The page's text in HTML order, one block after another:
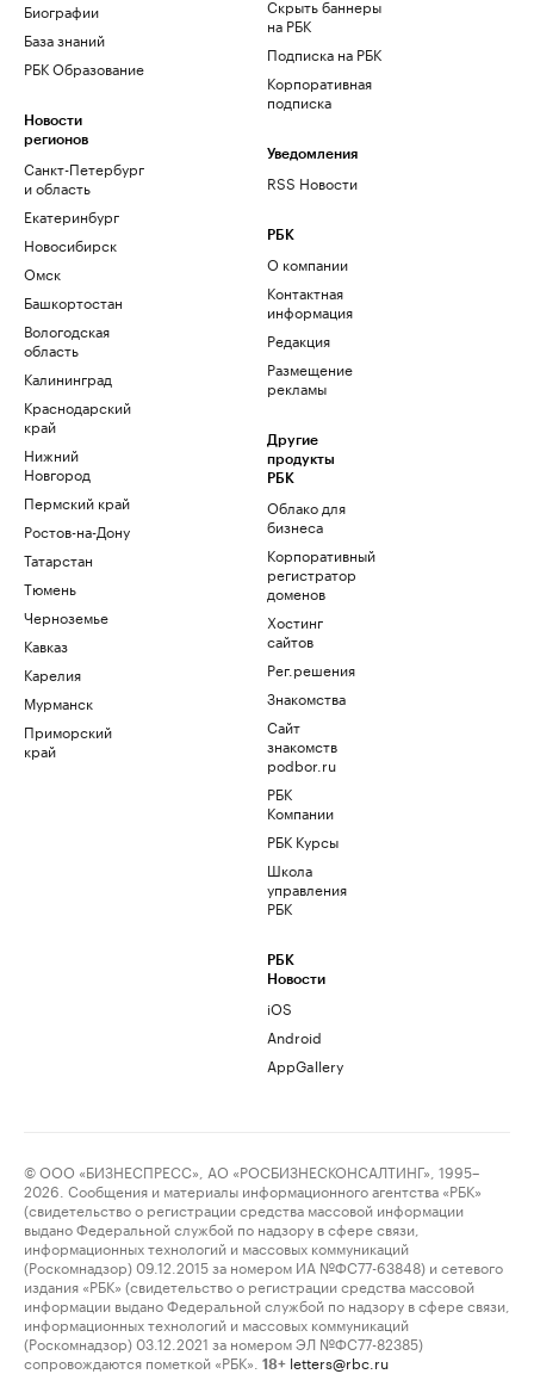
Биографии
База знаний
РБК Образование
Новости
регионов
Санкт-Петербург
и область
Екатеринбург
Новосибирск
Омск
Башкортостан
Вологодская
область
Калининград
Краснодарский
край
Нижний
Новгород
Пермский край
Ростов-на-Дону
Татарстан
Тюмень
Черноземье
Кавказ
Карелия
Мурманск
Приморский
край
Скрыть баннеры
на РБК
Подписка на РБК
Корпоративная
подписка
Уведомления
RSS Новости
РБК
О компании
Контактная
информация
Редакция
Размещение
рекламы
Другие
продукты
РБК
Облако для
бизнеса
Корпоративный
регистратор
доменов
Хостинг
сайтов
Рег.решения
Знакомства
Сайт
знакомств
podbor.ru
РБК
Компании
РБК Курсы
Школа
управления
РБК
РБК
Новости
iOS
Android
AppGallery
© ООО «БИЗНЕСПРЕСС», АО «РОСБИЗНЕСКОНСАЛТИНГ», 1995–
2026. Сообщения и материалы информационного агентства «РБК»
(свидетельство о регистрации средства массовой информации
выдано Федеральной службой по надзору в сфере связи,
информационных технологий и массовых коммуникаций
(Роскомнадзор) 09.12.2015 за номером ИА №ФС77-63848) и сетевого
издания «РБК» (свидетельство о регистрации средства массовой
информации выдано Федеральной службой по надзору в сфере связи,
информационных технологий и массовых коммуникаций
(Роскомнадзор) 03.12.2021 за номером ЭЛ №ФС77-82385)
сопровождаются пометкой «РБК».
18+ letters@rbc.ru